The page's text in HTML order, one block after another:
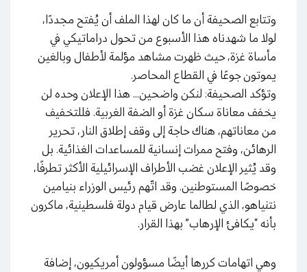
وتتابع الصحيفة أن ما كان لهذا الملف أن يُفتح مجددًا،
لولا ما شهدناه هذا الأسبوع من تحول دراماتيكي في
مأساة غزة، حيث ظهرت مشاهد مؤلمة لأطفال وبالغين
يموتون جوعًا في القطاع المحاصر.
وتؤكد الصحيفة: لنكن واضحين… هذا الإعلان وحده لن
يخفف معاناة سكان غزة أو الضفة الغربية. فللتخفيف
من معاناتهم، هناك حاجة إلى وقف إطلاق النار، تحرير
الرهائن، وفتح ممرات إنسانية للمساعدات الغذائية. بل
وقد يُثير الإعلان غضب الأطراف الإسرائيلية الأكثر تطرفًا،
خصوصًا المستوطنين. وقد اتّهم رئيس الوزراء بنيامين
نتنياهو، الذي لطالما عارض قيام دولة فلسطينية، ماكرون
بأنه “يكافئ الإرهاب” بهذا القرار.
وهي اتهامات كررها أيضًا مسؤولون أمريكيون، إضافة